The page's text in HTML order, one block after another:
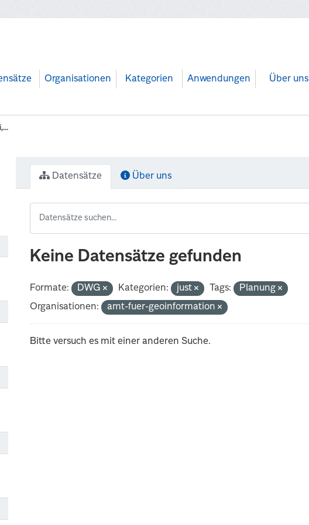
Organisationen Kategorien Anwendungen Über uns
Datensätze Über uns
Keine Datensätze gefunden
Formate: DWG Kategorien: just Tags:
Planung
Organisationen:
amt-fuer-geoinformation
Bitte versuch es mit einer anderen Suche.